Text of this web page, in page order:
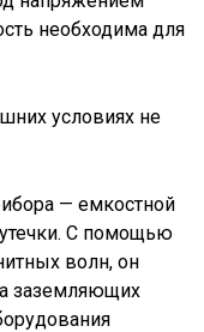
необходима для
условиях не
— емкостной
С помощью
волн, он
заземляющих